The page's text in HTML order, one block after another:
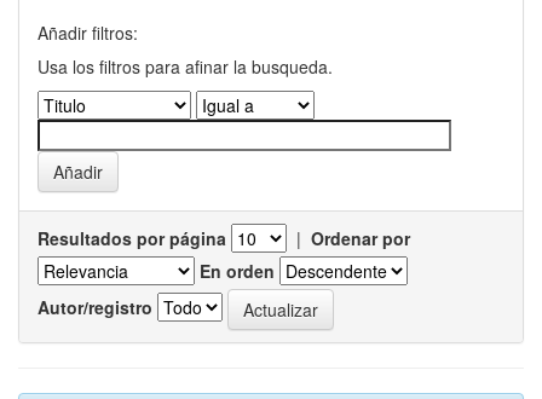
Añadir filtros:
Usa los filtros para afinar la busqueda.
Resultados por página | Ordenar por
En orden
Autor/registro